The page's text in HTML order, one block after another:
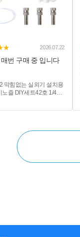
2026.07.22
번 구매 중 입니다
막힘없는 실외기 설치용
즐 DIY세트42호 1/4구